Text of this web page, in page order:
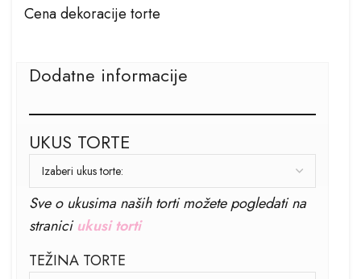
Cena dekoracije torte
Dodatne informacije
UKUS TORTE
Sve o ukusima naših torti možete pogledati na
straniciukusi torti
TEŽINA TORTE